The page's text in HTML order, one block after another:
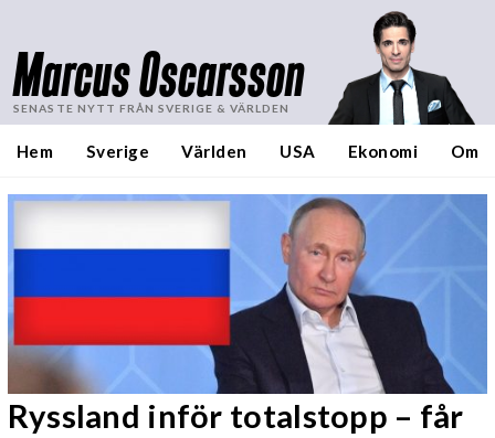
Marcus Oscarsson
SENASTE NYTT FRÅN SVERIGE & VÄRLDEN
Hem Sverige Världen USA Ekonomi Om
Ryssland inför totalstopp – får